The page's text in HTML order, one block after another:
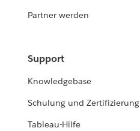
Partner werden
Support
Knowledgebase
Schulung und Zertifizierung
Tableau-Hilfe